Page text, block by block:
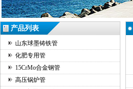
产品列表
山东球墨铸铁管
化肥专用管
15CrMo合金钢管
高压锅炉管